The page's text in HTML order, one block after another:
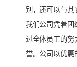
别，还可以与其
我们公司凭着团
过全体员工的努
誉。公司以优惠